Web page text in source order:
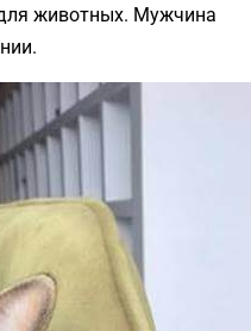
животных. Мужчина